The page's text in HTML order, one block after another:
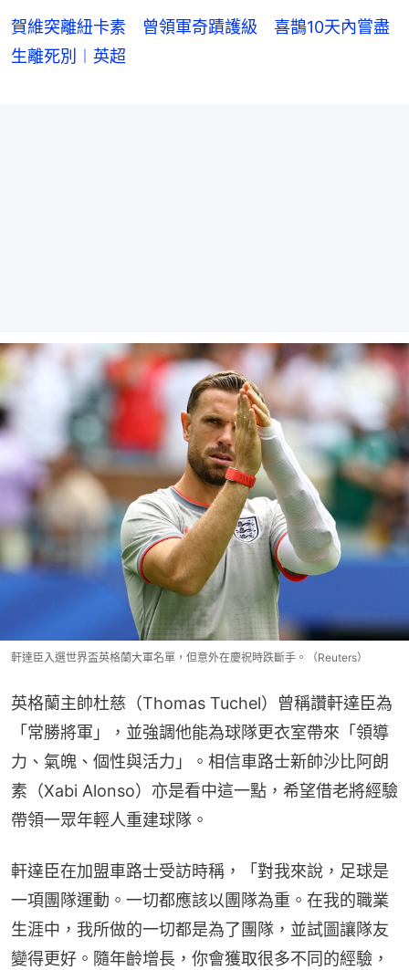
賀維突離紐卡素 曾領軍奇蹟護級 喜鵲10天內嘗盡
生離死別︱英超
軒達臣入選世界盃英格蘭大軍名單，但意外在慶祝時跌斷手。（Reuters）
英格蘭主帥杜慈（Thomas Tuchel）曾稱讚軒達臣為
「常勝將軍」，並強調他能為球隊更衣室帶來「領導
力、氣魄、個性與活力」。相信車路士新帥沙比阿朗
素（Xabi Alonso）亦是看中這一點，希望借老將經驗
帶領一眾年輕人重建球隊。
軒達臣在加盟車路士受訪時稱，「對我來說，足球是
一項團隊運動。一切都應該以團隊為重。在我的職業
生涯中，我所做的一切都是為了團隊，並試圖讓隊友
變得更好。隨年齡增長，你會獲取很多不同的經驗，